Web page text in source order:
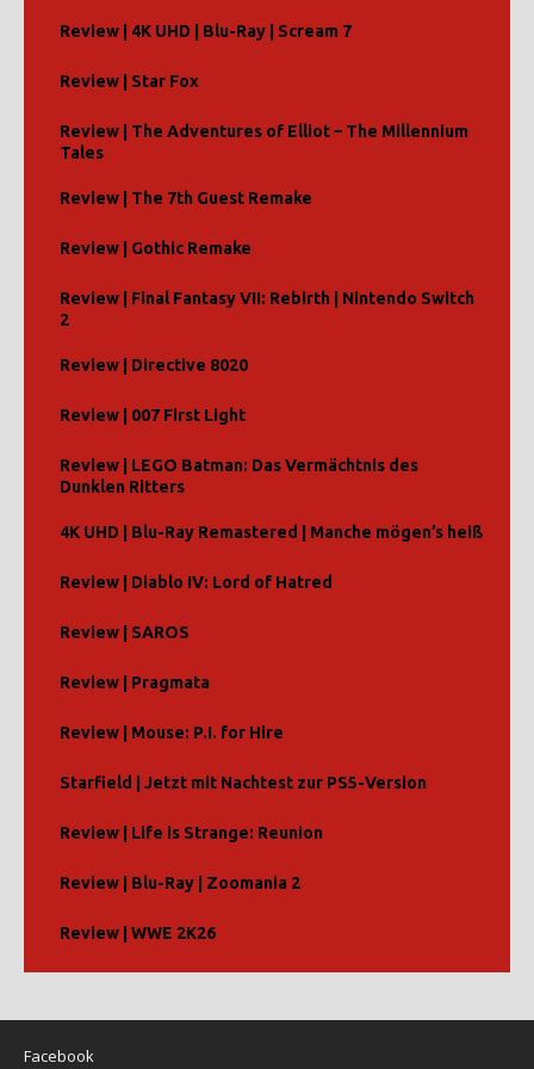
Review | 4K UHD | Blu-Ray | Scream 7
Review | Star Fox
Review | The Adventures of Elliot – The Millennium
Tales
Review | The 7th Guest Remake
Review | Gothic Remake
Review | Final Fantasy VII: Rebirth | Nintendo Switch
2
Review | Directive 8020
Review | 007 First Light
Review | LEGO Batman: Das Vermächtnis des
Dunklen Ritters
4K UHD | Blu-Ray Remastered | Manche mögen’s heiß
Review | Diablo IV: Lord of Hatred
Review | SAROS
Review | Pragmata
Review | Mouse: P.I. for Hire
Starfield | Jetzt mit Nachtest zur PS5-Version
Review | Life is Strange: Reunion
Review | Blu-Ray | Zoomania 2
Review | WWE 2K26
Facebook